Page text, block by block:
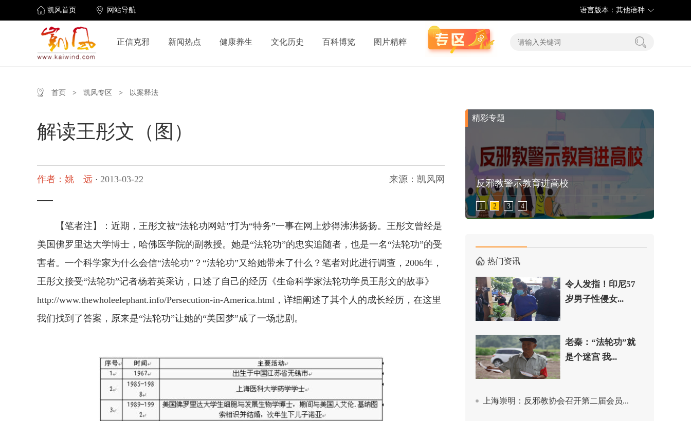
凯风首页 网站导航 语言版本：其他语种
正信克邪 新闻热点 健康养生 文化历史 百科博览 图片精粹
首页 > 凯风专区 > 以案释法
解读王彤文（图）
作者：姚 远 · 2013-03-22 来源：凯风网
【笔者注】：近期，王彤文被“法轮功网站”打为“特务”一事在网上炒得沸沸扬扬。王彤文曾经是
美国佛罗里达大学博士，哈佛医学院的副教授。她是“法轮功”的忠实追随者，也是一名“法轮功”的受
害者。一个科学家为什么会信“法轮功”？“法轮功”又给她带来了什么？笔者对此进行调查，2006年，
王彤文接受“法轮功”记者杨若英采访，口述了自己的经历《生命科学家法轮功学员王彤文的故事》
http://www.thewholeelephant.info/Persecution-in-America.html ，详细阐述了其个人的成长经历，在这里
我们找到了答案，原来是“法轮功”让她的“美国梦”成了一场悲剧。